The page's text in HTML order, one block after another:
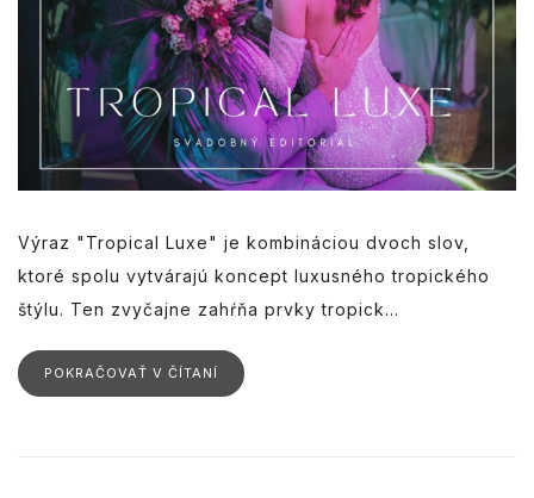
Výraz "Tropical Luxe" je kombináciou dvoch slov,
ktoré spolu vytvárajú koncept luxusného tropického
štýlu. Ten zvyčajne zahŕňa prvky tropick...
POKRAČOVAŤ V ČÍTANÍ